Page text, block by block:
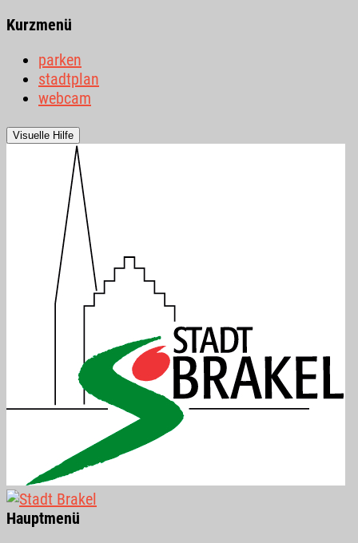
Kurzmenü
parken
stadtplan
webcam
Visuelle Hilfe
Hauptmenü